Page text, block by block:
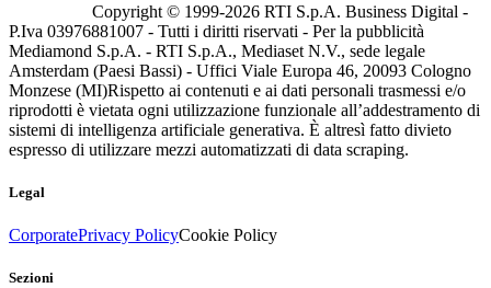
Copyright © 1999-2026 RTI S.p.A. Business Digital -
P.Iva 03976881007 - Tutti i diritti riservati - Per la pubblicità
Mediamond S.p.A. - RTI S.p.A., Mediaset N.V., sede legale
Amsterdam (Paesi Bassi) - Uffici Viale Europa 46, 20093 Cologno
Monzese (MI)Rispetto ai contenuti e ai dati personali trasmessi e/o
riprodotti è vietata ogni utilizzazione funzionale all’addestramento di
sistemi di intelligenza artificiale generativa. È altresì fatto divieto
espresso di utilizzare mezzi automatizzati di data scraping.
Legal
CorporatePrivacy PolicyCookie Policy
Sezioni